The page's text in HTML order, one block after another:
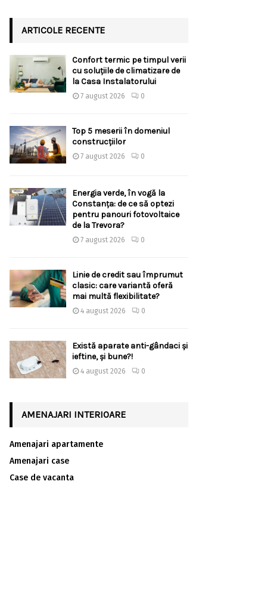
ARTICOLE RECENTE
Confort termic pe timpul verii
cu soluțiile de climatizare de
la Casa Instalatorului
7 august 2026 0
Top 5 meserii în domeniul
construcțiilor
7 august 2026 0
Energia verde, în vogă la
Constanța: de ce să optezi
pentru panouri fotovoltaice
de la Trevora?
7 august 2026 0
Linie de credit sau împrumut
clasic: care variantă oferă
mai multă flexibilitate?
4 august 2026 0
Există aparate anti-gândaci și
ieftine, și bune?!
4 august 2026 0
AMENAJARI INTERIOARE
Amenajari apartamente
Amenajari case
Case de vacanta